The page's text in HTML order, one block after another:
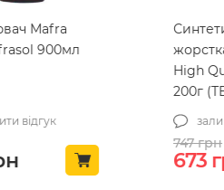
Mafra
900мл
відгук
High
200г
747грн
673